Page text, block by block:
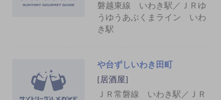
磐越東線 いわき駅／ＪＲゆ
うゆうあぶくまライン いわ
き駅
や台ずしいわき田町
[居酒屋]
ＪＲ常磐線 いわき駅／ＪＲ